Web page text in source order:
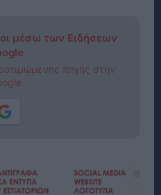
μέσω των Ειδήσεων
πηγής στην